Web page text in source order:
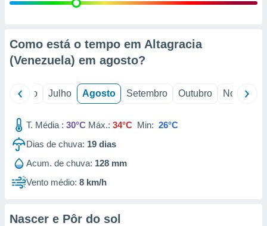
através
estudos
1199
Como está o tempo em Altagracia
(Venezuela) em agosto?
Junho Julho Agosto Setembro Outubro Novembro
T. Média : 30°C Máx.: 34°C Min: 26°C
Dias de chuva: 19 dias
Acum. de chuva: 128 mm
Vento médio: 8 km/h
Nascer e Pôr do sol